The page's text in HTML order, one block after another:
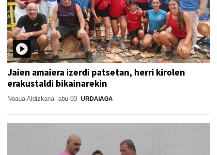
Jaien amaiera izerdi patsetan, herri kirolen
erakustaldi bikainarekin
Noaua Aldizkaria abu 03 URDAIAGA